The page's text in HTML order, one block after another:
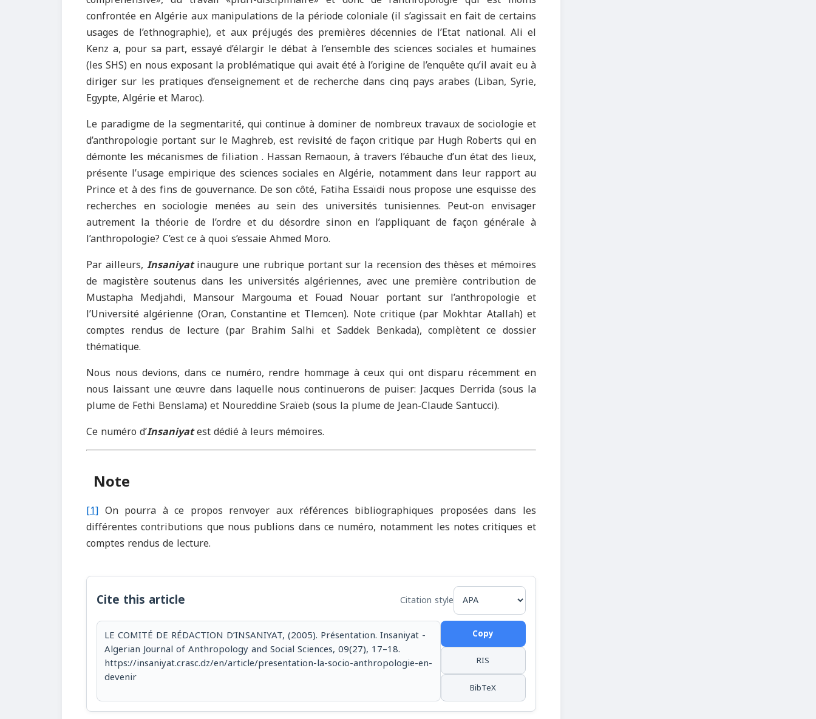
confrontée en Algérie aux manipulations de la période coloniale (il s’agissait en fait de certains
usages de l’ethnographie), et aux préjugés des premières décennies de l’Etat national. Ali el
Kenz a, pour sa part, essayé d’élargir le débat à l’ensemble des sciences sociales et humaines
(les SHS) en nous exposant la problématique qui avait été à l’origine de l’enquête qu’il avait eu à
diriger sur les pratiques d’enseignement et de recherche dans cinq pays arabes (Liban, Syrie,
Egypte, Algérie et Maroc).
Le paradigme de la segmentarité, qui continue à dominer de nombreux travaux de sociologie et
d’anthropologie portant sur le Maghreb, est revisité de façon critique par Hugh Roberts qui en
démonte les mécanismes de filiation . Hassan Remaoun, à travers l’ébauche d’un état des lieux,
présente l’usage empirique des sciences sociales en Algérie, notamment dans leur rapport au
Prince et à des fins de gouvernance. De son côté, Fatiha Essaïdi nous propose une esquisse des
recherches en sociologie menées au sein des universités tunisiennes. Peut-on envisager
autrement la théorie de l’ordre et du désordre sinon en l’appliquant de façon générale à
l’anthropologie? C’est ce à quoi s’essaie Ahmed Moro.
Par ailleurs, Insaniyatinaugure une rubrique portant sur la recension des thèses et mémoires
de magistère soutenus dans les universités algériennes, avec une première contribution de
Mustapha Medjahdi, Mansour Margouma et Fouad Nouar portant sur l’anthropologie et
l’Université algérienne (Oran, Constantine et Tlemcen). Note critique (par Mokhtar Atallah) et
comptes rendus de lecture (par Brahim Salhi et Saddek Benkada), complètent ce dossier
thématique.
Nous nous devions, dans ce numéro, rendre hommage à ceux qui ont disparu récemment en
nous laissant une œuvre dans laquelle nous continuerons de puiser: Jacques Derrida (sous la
plume de Fethi Benslama) et Noureddine Sraïeb (sous la plume de Jean-Claude Santucci).
Ce numéro d’Insaniyatest dédié à leurs mémoires.
Note
[1] On pourra à ce propos renvoyer aux références bibliographiques proposées dans les
différentes contributions que nous publions dans ce numéro, notamment les notes critiques et
comptes rendus de lecture.
Cite this article Citation style
LE COMITÉ DE RÉDACTION D’INSANIYAT, (2005). Présentation. Insaniyat -
Algerian Journal of Anthropology and Social Sciences, 09(27), 17–18.
https://insaniyat.crasc.dz/en/article/presentation-la-socio-anthropologie-en-
devenir
Copy
RIS
BibTeX